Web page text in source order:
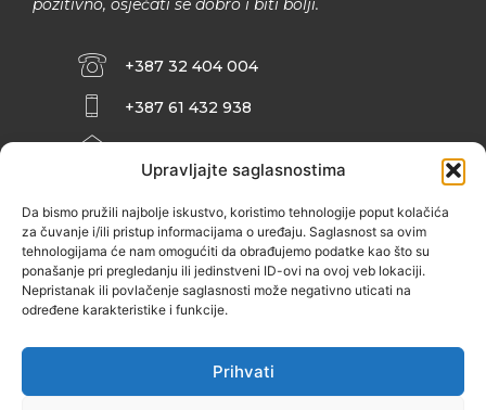
Upravljajte saglasnostima
Da bismo pružili najbolje iskustvo, koristimo tehnologije poput kolačića
za čuvanje i/ili pristup informacijama o uređaju. Saglasnost sa ovim
tehnologijama će nam omogućiti da obrađujemo podatke kao što su
ponašanje pri pregledanju ili jedinstveni ID-ovi na ovoj veb lokaciji.
Nepristanak ili povlačenje saglasnosti može negativno uticati na
određene karakteristike i funkcije.
Prihvati
pozitivno, osjećati se dobro i biti bolji.
+387 32 404 004
+387 61 432 938
INFO@ZENIT.BA
ZENIČANKA, 3. SPRAT), 72000 ZENICA